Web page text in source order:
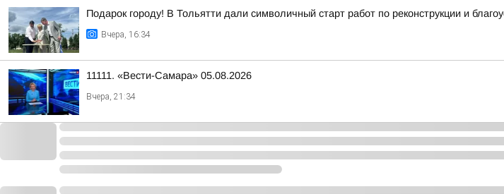
Подарок городу! В Тольятти дали символичный старт работ по реконструкции и
Вчера, 16:34
11111. «Вести-Самара» 05.08.2026
Вчера, 21:34